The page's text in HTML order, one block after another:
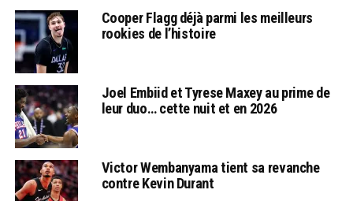
Cooper Flagg déjà parmi les meilleurs
rookies de l’histoire
Joel Embiid et Tyrese Maxey au prime de
leur duo… cette nuit et en 2026
Victor Wembanyama tient sa revanche
contre Kevin Durant